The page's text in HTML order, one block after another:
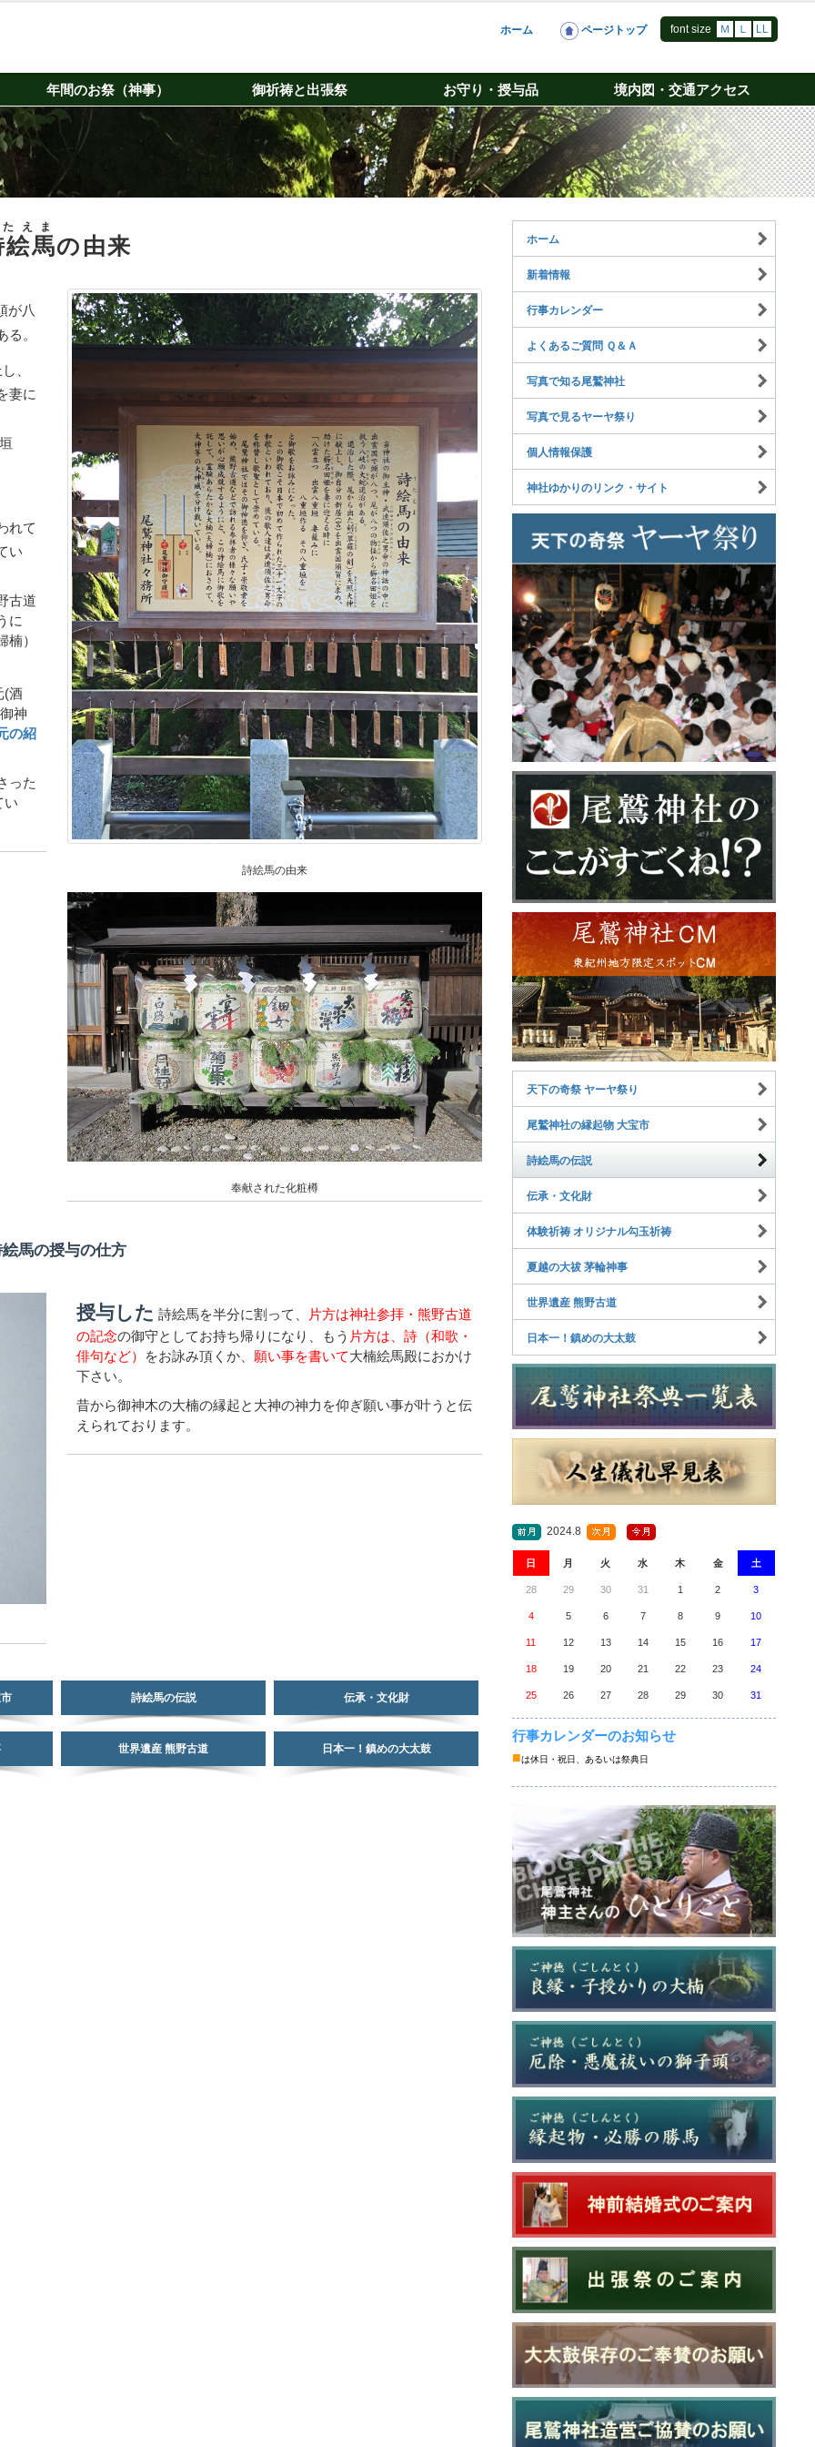
ホーム ページトップ font size Ｍ Ｌ LL
年間のお祭（神事） 御祈祷と出張祭 お守り・授与品 境内図・交通アクセス
絵馬
えま
の由来
が八
る。
、
妻に
れて
い
古道
に
）
(酒
神
の紹
った
い
詩絵馬の由来
奉献された化粧樽
馬の授与の仕方
授与した 詩絵馬を半分に割って、
片方は神社参拝・熊野古道
の記念の御守としてお持ち帰りになり、もう 片方は、詩（和歌・
俳句など）
をお詠み頂くか、 願い事を書いて大楠絵馬殿におかけ
下さい。
昔から御神木の大楠の縁起と大神の神力を仰ぎ願い事が叶うと伝
えられております。
詩絵馬の伝説 伝承・文化財
世界遺産 熊野古道 日本一！鎮めの大太鼓
ホーム
新着情報
行事カレンダー
よくあるご質問 Ｑ＆Ａ
写真で知る尾鷲神社
写真で見るヤーヤ祭り
個人情報保護
神社ゆかりのリンク・サイト
天下の奇祭 ヤーヤ祭り
尾鷲神社の縁起物 大宝市
詩絵馬の伝説
伝承・文化財
体験祈祷 オリジナル勾玉祈祷
夏越の大祓 茅輪神事
世界遺産 熊野古道
日本一！鎮めの大太鼓
2024.8
日 月 火 水 木 金 土
28 29 30 31 1 2 3
4 5 6 7 8 9 10
11 12 13 14 15 16 17
18 19 20 21 22 23 24
25 26 27 28 29 30 31
行事カレンダーのお知らせ
■は休日・祝日、あるいは祭典日